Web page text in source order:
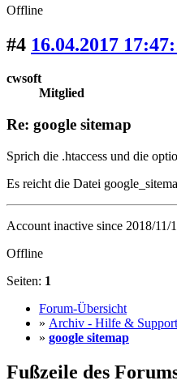
Offline
#4 16.04.2017
cwsoft
Mitglied
Re: google sitemap
Sprich die .htaccess und die
Es reicht die Datei
Account inactive since 2018/11/
Offline
Seiten: 1
Forum-Übersicht
» Archiv - Hilfe &
» google sitemap
Fußzeile des